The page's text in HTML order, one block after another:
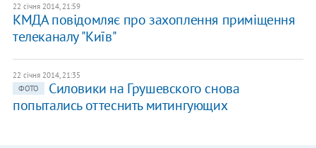
22 січня 2014, 21:59
КМДА повідомляє про захоплення приміщення
телеканалу "Київ"
22 січня 2014, 21:35
ФОТО
Силовики на Грушевского снова
попытались оттеснить митингующих